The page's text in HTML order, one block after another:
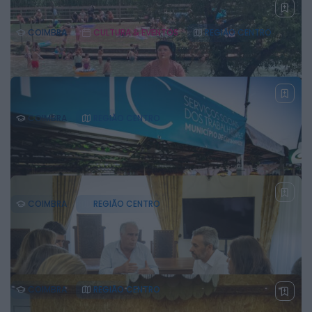
COIMBRA CULTURA & EVENTOS REGIÃO CENTRO
Bárbara Bandeira inaugura os concertos da
Feira do Ano 2026 em Montemor-o-Velho
30 DE JULHO, 2026
COIMBRA REGIÃO CENTRO
Câmara entrega 70 mil euros a associações
culturais do concelho
29 DE JULHO, 2026
COIMBRA REGIÃO CENTRO
Cantanhede: Curtição do tremoço 2026
encerrou e já se projeta 2027
29 DE JULHO, 2026
COIMBRA REGIÃO CENTRO